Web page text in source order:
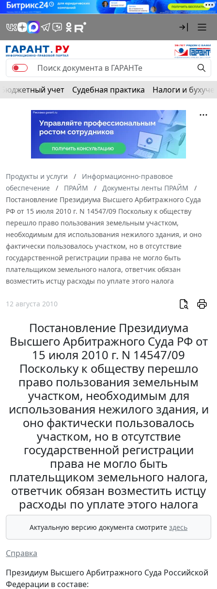
Бюджетный учет Судебная практика Налоги и
Продукты и услуги
Информационно-правовое
обеспечение
ПРАЙМ
Документы ленты ПРАЙМ
Постановление Президиума Высшего Арбитражного Суда
РФ от 15 июля 2010 г. N 14547/09 Поскольку к обществу
перешло право пользования земельным участком,
необходимым для использования нежилого здания, и оно
фактически пользовалось участком, но в отсутствие
государственной регистрации права не могло быть
плательщиком земельного налога, ответчик обязан
возместить истцу расходы по уплате этого налога
12 августа 2010
Постановление Президиума
Высшего Арбитражного Суда РФ от
15 июля 2010 г. N 14547/09
Поскольку к обществу перешло
право пользования земельным
участком, необходимым для
использования нежилого здания, и
оно фактически пользовалось
участком, но в отсутствие
государственной регистрации
права не могло быть
плательщиком земельного налога,
ответчик обязан возместить истцу
расходы по уплате этого налога
Актуальную версию документа смотрите здесь
Справка
Президиум Высшего Арбитражного Суда Российской
Федерации в составе: